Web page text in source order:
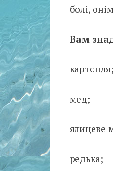
болі,
Вам
картопля;
мед;
ялицеве
редька;